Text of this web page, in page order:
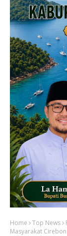
Home Top News
Masyarakat Cirebon